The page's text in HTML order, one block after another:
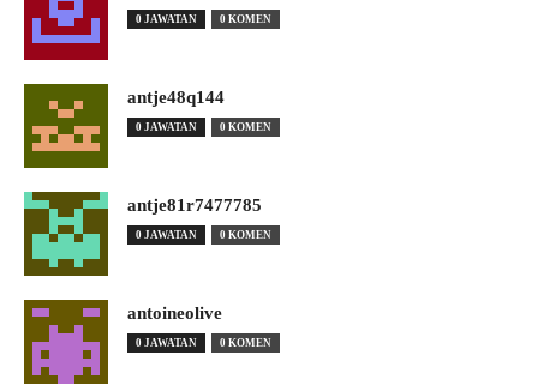
0 JAWATAN 0 KOMEN
antje48q144
0 JAWATAN 0 KOMEN
antje81r7477785
0 JAWATAN 0 KOMEN
antoineolive
0 JAWATAN 0 KOMEN